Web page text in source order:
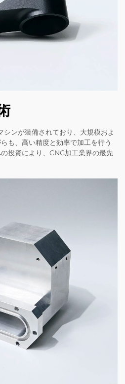
ンが装備されており、大規模およ
も、高い精度と効率で加工を行う
投資により、CNC加工業界の最先